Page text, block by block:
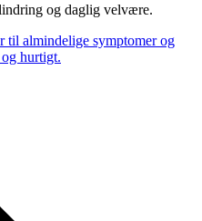
og daglig velvære.
til almindelige symptomer og
hurtigt.